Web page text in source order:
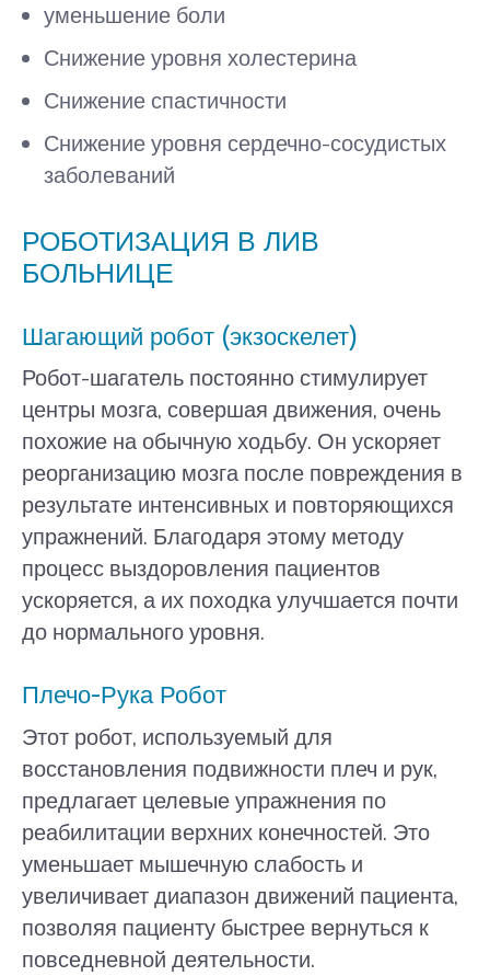
уменьшение боли
Снижение уровня холестерина
Снижение спастичности
Снижение уровня сердечно-сосудистых
заболеваний
РОБОТИЗАЦИЯ В ЛИВ
БОЛЬНИЦЕ
Шагающий робот (экзоскелет)
Робот-шагатель постоянно стимулирует
центры мозга, совершая движения, очень
похожие на обычную ходьбу. Он ускоряет
реорганизацию мозга после повреждения в
результате интенсивных и повторяющихся
упражнений. Благодаря этому методу
процесс выздоровления пациентов
ускоряется, а их походка улучшается почти
до нормального уровня.
Плечо-Рука Робот
Этот робот, используемый для
восстановления подвижности плеч и рук,
предлагает целевые упражнения по
реабилитации верхних конечностей. Это
уменьшает мышечную слабость и
увеличивает диапазон движений пациента,
позволяя пациенту быстрее вернуться к
повседневной деятельности.